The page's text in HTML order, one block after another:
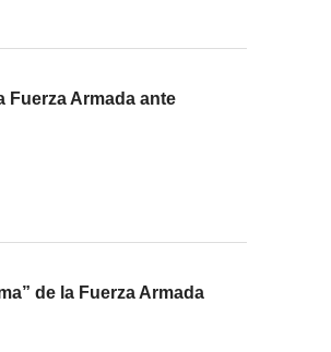
Fuerza Armada ante
de la Fuerza Armada